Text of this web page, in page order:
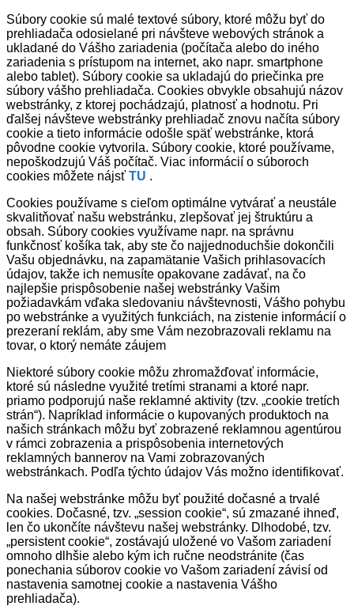
Súbory cookie sú malé textové súbory, ktoré môžu byť do
prehliadača odosielané pri návšteve webových stránok a
ukladané do Vášho zariadenia (počítača alebo do iného
zariadenia s prístupom na internet, ako napr. smartphone
alebo tablet). Súbory cookie sa ukladajú do priečinka pre
súbory vášho prehliadača. Cookies obvykle obsahujú názov
webstránky, z ktorej pochádzajú, platnosť a hodnotu. Pri
ďalšej návšteve webstránky prehliadač znovu načíta súbory
cookie a tieto informácie odošle späť webstránke, ktorá
pôvodne cookie vytvorila. Súbory cookie, ktoré používame,
nepoškodzujú Váš počítač. Viac informácií o súboroch
cookies môžete nájsť TU .
Cookies používame s cieľom optimálne vytvárať a neustále
skvalitňovať našu webstránku, zlepšovať jej štruktúru a
obsah. Súbory cookies využívame napr. na správnu
funkčnosť košíka tak, aby ste čo najjednoduchšie dokončili
Vašu objednávku, na zapamätanie Vašich prihlasovacích
údajov, takže ich nemusíte opakovane zadávať, na čo
najlepšie prispôsobenie našej webstránky Vašim
požiadavkám vďaka sledovaniu návštevnosti, Vášho pohybu
po webstránke a využitých funkciách, na zistenie informácií o
prezeraní reklám, aby sme Vám nezobrazovali reklamu na
tovar, o ktorý nemáte záujem
Niektoré súbory cookie môžu zhromažďovať informácie,
ktoré sú následne využité tretími stranami a ktoré napr.
priamo podporujú naše reklamné aktivity (tzv. „cookie tretích
strán“). Napríklad informácie o kupovaných produktoch na
našich stránkach môžu byť zobrazené reklamnou agentúrou
v rámci zobrazenia a prispôsobenia internetových
reklamných bannerov na Vami zobrazovaných
webstránkach. Podľa týchto údajov Vás možno identifikovať.
Na našej webstránke môžu byť použité dočasné a trvalé
cookies. Dočasné, tzv. „session cookie“, sú zmazané ihneď,
len čo ukončíte návštevu našej webstránky. Dlhodobé, tzv.
„persistent cookie“, zostávajú uložené vo Vašom zariadení
omnoho dlhšie alebo kým ich ručne neodstránite (čas
ponechania súborov cookie vo Vašom zariadení závisí od
nastavenia samotnej cookie a nastavenia Vášho
prehliadača).